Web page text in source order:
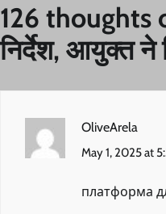
126 thoughts
निर्देश, आयुक्त ने
OliveArela
May 1, 2025 at
платформа